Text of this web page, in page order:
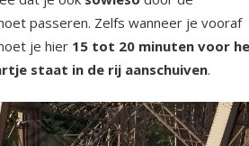
passeren. Zelfs wanneer je vooraf
je hier 15 tot 20 minuten voor
staat in de rij aanschuiven.